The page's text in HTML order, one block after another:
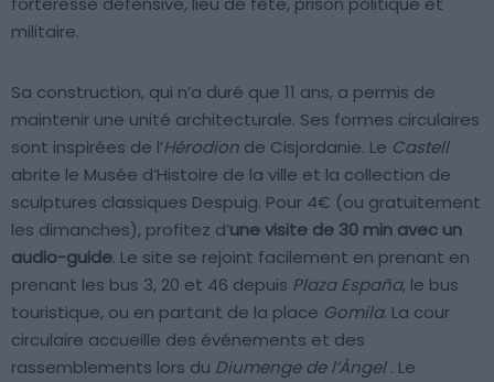
militaire.
Sa construction, qui n’a duré que 11 ans, a permis de
maintenir une unité architecturale. Ses formes circulaires
sont inspirées de l’Hérodion de Cisjordanie. Le Castell
abrite le Musée d’Histoire de la ville et la collection de
sculptures classiques Despuig. Pour 4€ (ou gratuitement
les dimanches), profitez d’une visite de 30 min avec un
audio-guide. Le site se rejoint facilement en prenant en
prenant les bus 3, 20 et 46 depuis Plaza España, le bus
touristique, ou en partant de la place Gomila. La cour
circulaire accueille des événements et des
rassemblements lors du Diumenge de l’Àngel. Le